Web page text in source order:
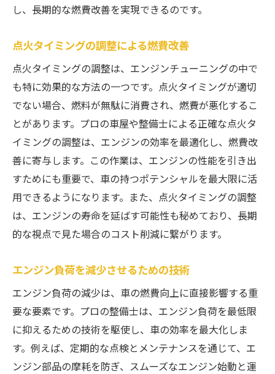
し、長期的な燃費改善を実現できるのです。
点火タイミングの調整による燃費改善
点火タイミングの調整は、エンジンチューニングの中で
も特に効果的な方法の一つです。点火タイミングが適切
でない場合、燃料が無駄に消費され、燃費が悪化するこ
とがあります。プロの車屋や整備士による正確な点火タ
イミングの調整は、エンジンの効率を最適化し、燃費改
善に寄与します。この作業は、エンジンの性能を引き出
すためにも重要で、車の持つポテンシャルを最大限に活
用できるようになります。また、点火タイミングの調整
は、エンジンの寿命を延ばす可能性も秘めており、長期
的な視点で見た場合のコスト削減に繋がります。
エンジン負荷を減少させるための技術
エンジン負荷の減少は、車の燃費向上に直接影響する重
要な要素です。プロの整備士は、エンジン負荷を最低限
に抑えるための技術を駆使し、車の効率を最大化しま
す。例えば、定期的な点検とメンテナンスを通じて、エ
ンジン部品の摩耗を防ぎ、スムーズなエンジン始動と運